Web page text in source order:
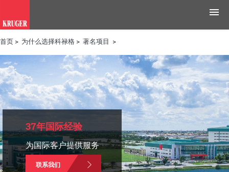
产品
应用领域
工具与资源
新闻媒体
为什么选择科禄格
首页 > 为什么选择科禄格 > 著名项目 >
37年国际经验
为国际客户提供服务
联系我们